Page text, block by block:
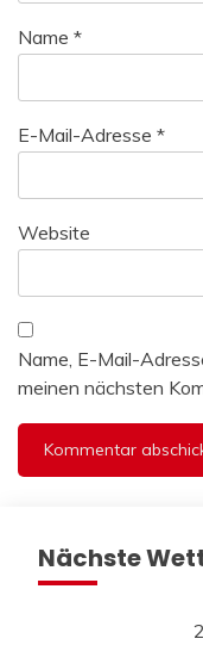
Name *
E-Mail-Adresse *
Website
Name, E-Mail-
meinen nächsten
Nächste